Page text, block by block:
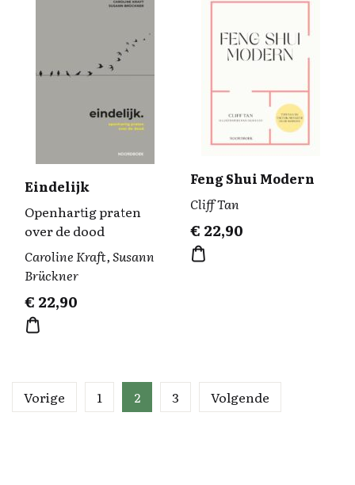
Eindelijk
Openhartig praten
over de dood
Caroline Kraft, Susann
Brückner
€ 22,90
Feng Shui Modern
Cliff Tan
€ 22,90
Vorige 1 2 3 Volgende